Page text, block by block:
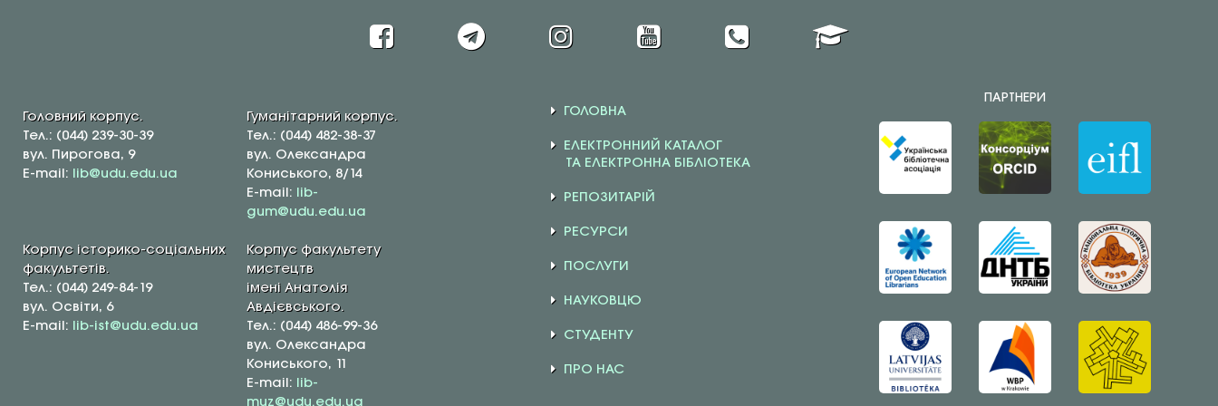
Головний корпус.
Тел.: (044) 239-30-39
вул. Пирогова, 9
E-mail:
lib@udu.edu.ua
Гуманітарний корпус.
Тел.: (044) 482-38-37
вул. Олександра
Кониського, 8/14
E-mail:
lib-
gum@udu.edu.ua
Корпус історико-соціальних
факультетів.
Тел.: (044) 249-84-19
вул. Освіти, 6
E-mail:
lib-ist@udu.edu.ua
Корпус факультету
мистецтв
імені Анатолія
Авдієвського.
Тел.: (044) 486-99-36
вул. Олександра
Кониського, 11
E-mail:
lib-
muz@udu.edu.ua
ГОЛОВНА
ЕЛЕКТРОННИЙ КАТАЛОГ
ТА ЕЛЕКТРОННА БІБЛІОТЕКА
РЕПОЗИТАРІЙ
РЕСУРСИ
ПОСЛУГИ
НАУКОВЦЮ
СТУДЕНТУ
ПРО НАС
ПАРТНЕРИ